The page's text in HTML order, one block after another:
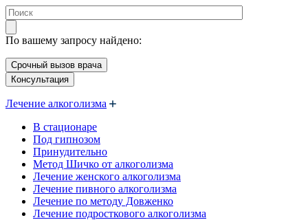
По вашему запросу найдено:
Срочный вызов врача
Консультация
Лечение алкоголизма
В стационаре
Под гипнозом
Принудительно
Метод Шичко от алкоголизма
Лечение женского алкоголизма
Лечение пивного алкоголизма
Лечение по методу Довженко
Лечение подросткового алкоголизма